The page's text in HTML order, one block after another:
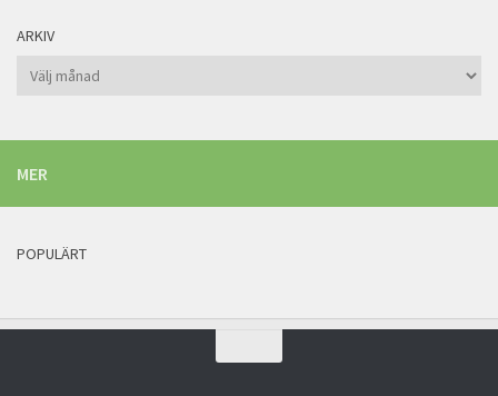
ARKIV
Arkiv
MER
POPULÄRT